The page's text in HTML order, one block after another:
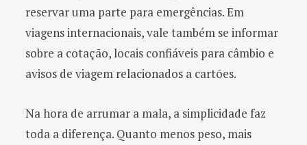
reservar uma parte para emergências. Em
viagens internacionais, vale também se informar
sobre a cotação, locais confiáveis para câmbio e
avisos de viagem relacionados a cartões.
Na hora de arrumar a mala, a simplicidade faz
toda a diferença. Quanto menos peso, mais